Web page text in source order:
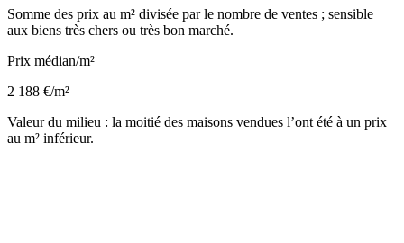
Somme des prix au m² divisée par le nombre de ventes ; sensible
aux biens très chers ou très bon marché.
Prix médian/m²
2 188 €/m²
Valeur du milieu : la moitié des maisons vendues l’ont été à un prix
au m² inférieur.